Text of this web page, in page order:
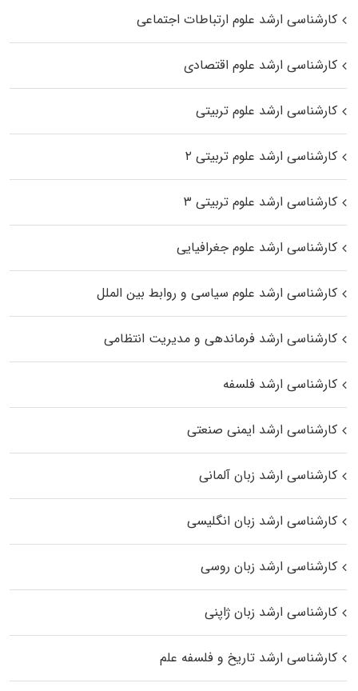
کارشناسی ارشد علوم ارتباطات اجتماعی
کارشناسی ارشد علوم اقتصادی
کارشناسی ارشد علوم تربیتی
کارشناسی ارشد علوم تربیتی ۲
کارشناسی ارشد علوم تربیتی ۳
کارشناسی ارشد علوم جغرافیایی
کارشناسی ارشد علوم سیاسی و روابط بین الملل
کارشناسی ارشد فرماندهی و مدیریت انتظامی
کارشناسی ارشد فلسفه
کارشناسی ارشد ایمنی صنعتی
کارشناسی ارشد زبان آلمانی
کارشناسی ارشد زبان انگلیسی
کارشناسی ارشد زبان روسی
کارشناسی ارشد زبان ژاپنی
کارشناسی ارشد تاریخ و فلسفه علم